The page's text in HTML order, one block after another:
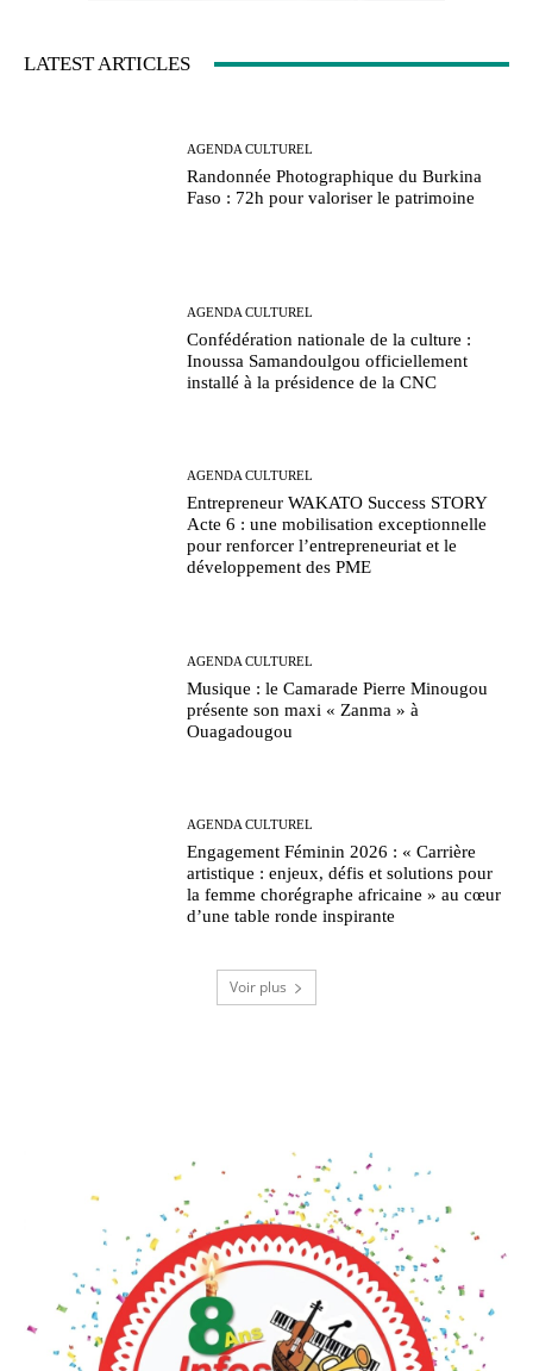
LATEST ARTICLES
AGENDA CULTUREL
Randonnée Photographique du Burkina
Faso : 72h pour valoriser le patrimoine
AGENDA CULTUREL
Confédération nationale de la culture :
Inoussa Samandoulgou officiellement
installé à la présidence de la CNC
AGENDA CULTUREL
Entrepreneur WAKATO Success STORY
Acte 6 : une mobilisation exceptionnelle
pour renforcer l’entrepreneuriat et le
développement des PME
AGENDA CULTUREL
Musique : le Camarade Pierre Minougou
présente son maxi « Zanma » à
Ouagadougou
AGENDA CULTUREL
Engagement Féminin 2026 : « Carrière
artistique : enjeux, défis et solutions pour
la femme chorégraphe africaine » au cœur
d’une table ronde inspirante
Voir plus